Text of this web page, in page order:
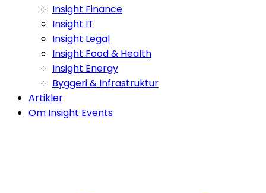
Insight Finance
Insight IT
Insight Legal
Insight Food & Health
Insight Energy
Byggeri & Infrastruktur
Artikler
Om Insight Events